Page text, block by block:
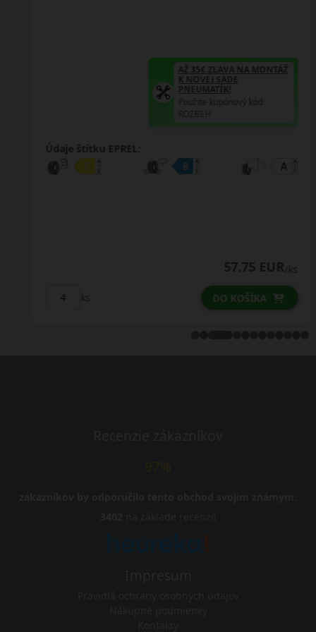
AŽ 35€ ZĽAVA NA MONTÁŽ
K NOVEJ SADE
PNEUMATÍK!
Použite kupónový kód
ROZBEH
Údaje štítku EPREL:
57.75 EUR/ks
DO KOŠÍKA